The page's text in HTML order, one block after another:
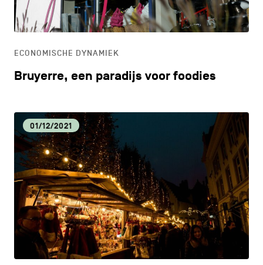
ECONOMISCHE DYNAMIEK
Bruyerre, een paradijs voor foodies
01/12/2021